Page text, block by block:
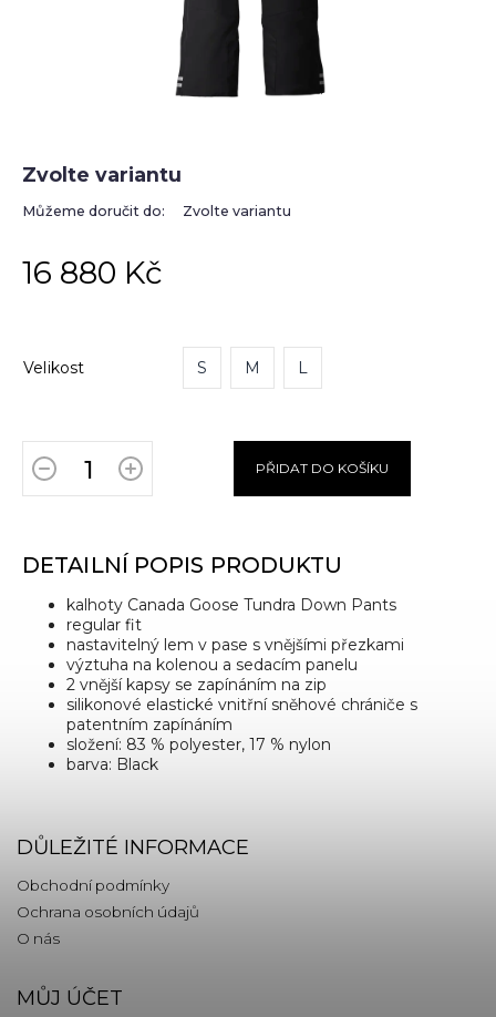
Velikost S M L
16 880 Kč
Zvolte variantu
Můžeme doručit do: Zvolte variantu
PŘIDAT DO KOŠÍKU
DETAILNÍ POPIS PRODUKTU
kalhoty Canada Goose Tundra Down Pants
regular fit
nastavitelný lem v pase s vnějšími přezkami
výztuha na kolenou a sedacím panelu
2 vnější kapsy se zapínáním na zip
silikonové elastické vnitřní sněhové chrániče s
patentním zapínáním
složení: 83 % polyester, 17 % nylon
barva: Black
DŮLEŽITÉ INFORMACE
Obchodní podmínky
Ochrana osobních údajů
O nás
MŮJ ÚČET